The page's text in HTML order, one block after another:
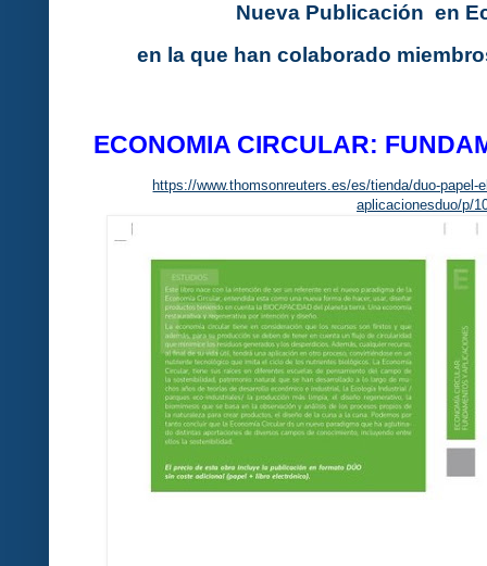
Nueva Publicación en
en la que han colaborado
ECONOMIA CIRCULAR:
https://www.thomsonreuters.es/es/tienda/duo-
aplicacionesduo/p/